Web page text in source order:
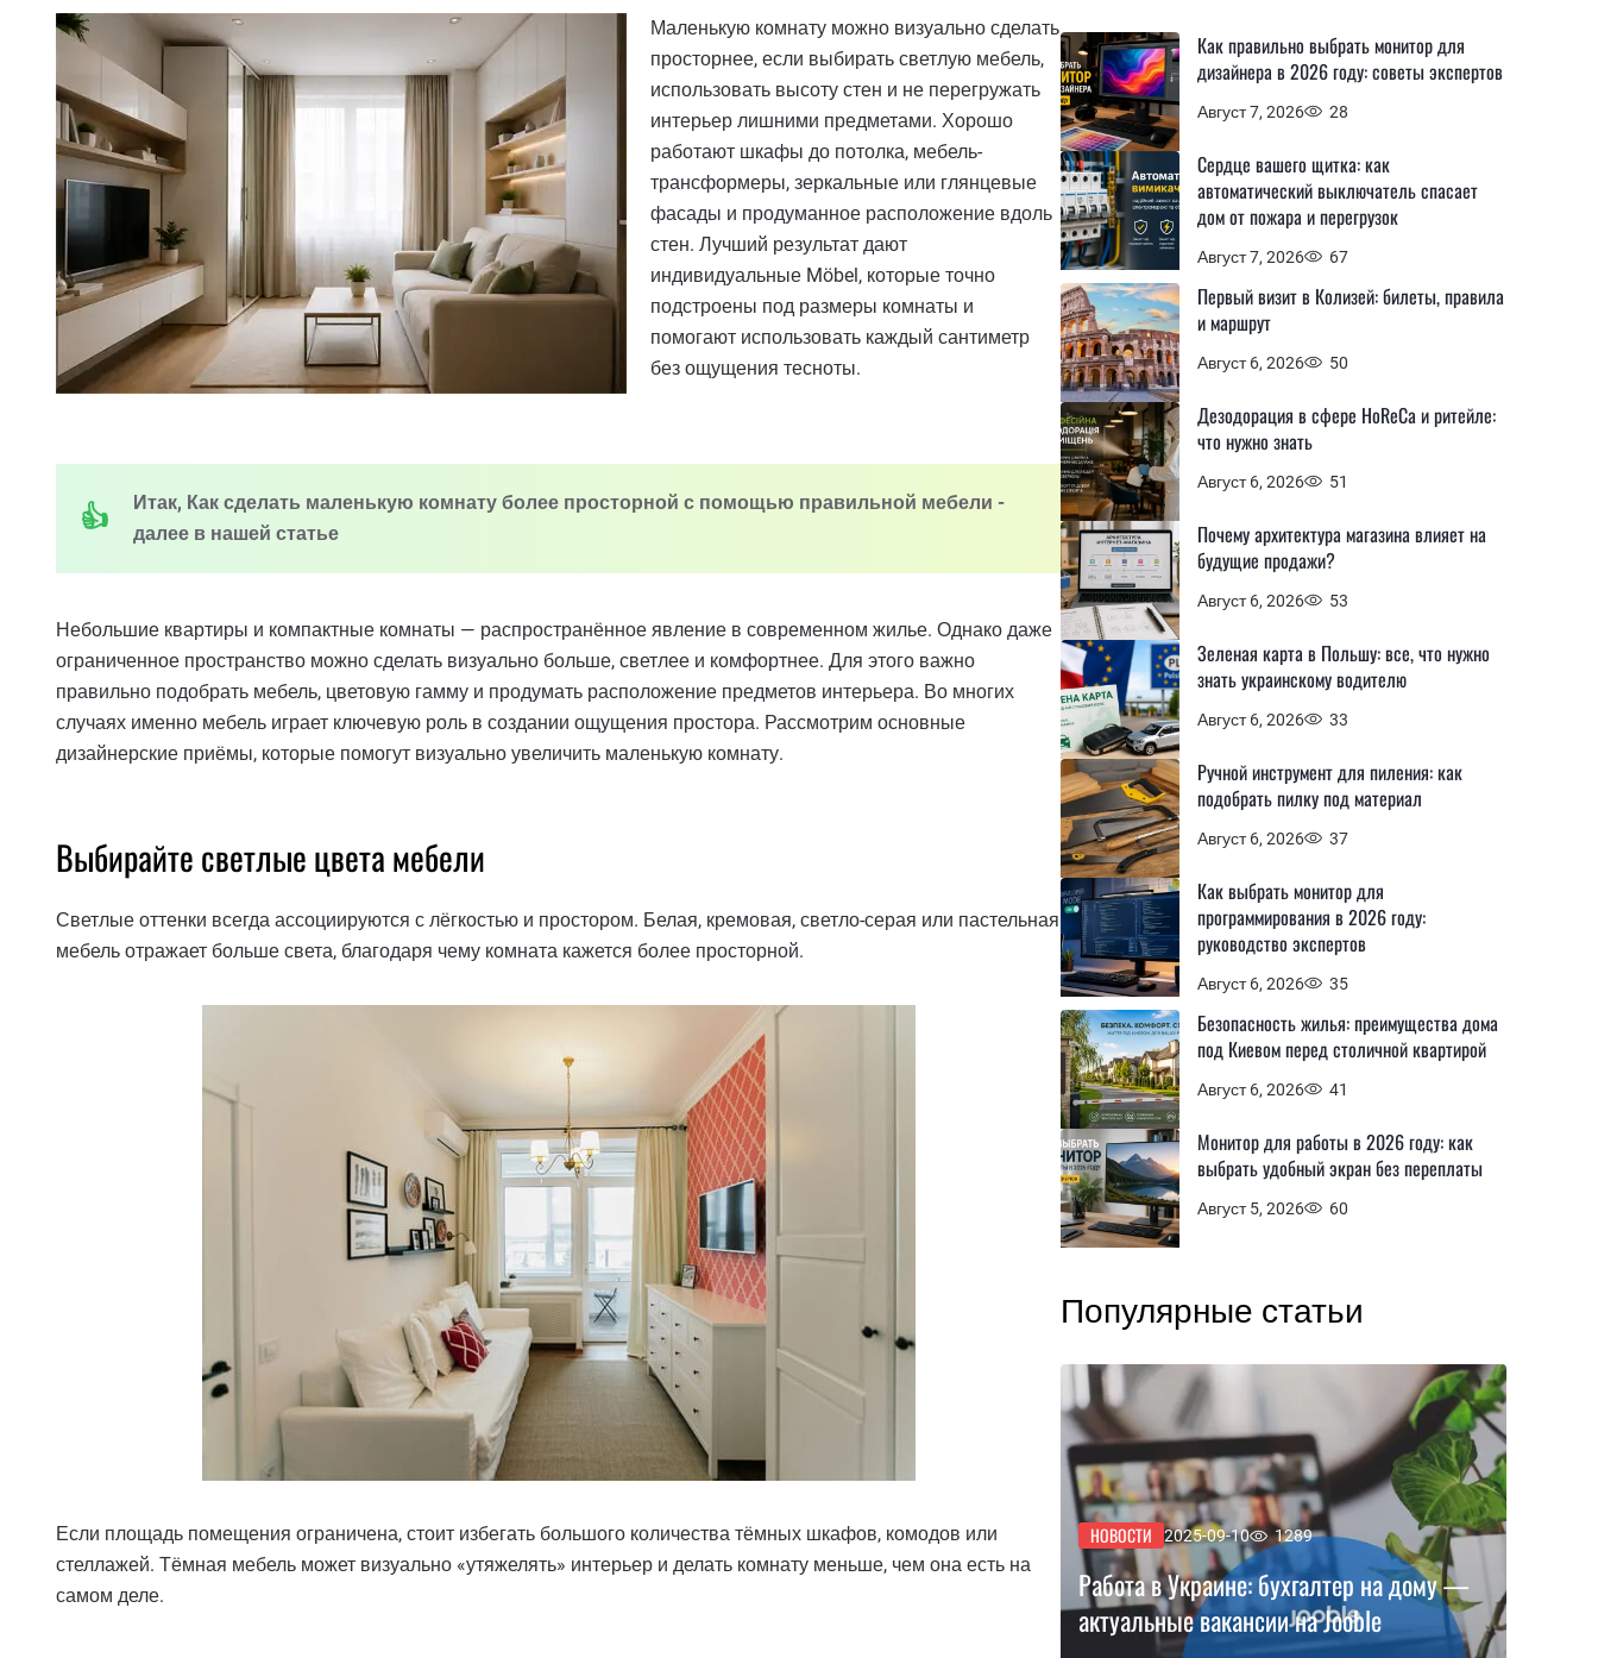
Маленькую комнату можно визуально сделать
просторнее, если выбирать светлую мебель,
использовать высоту стен и не перегружать
интерьер лишними предметами. Хорошо
работают шкафы до потолка, мебель-
трансформеры, зеркальные или глянцевые
фасады и продуманное расположение вдоль
стен. Лучший результат дают
индивидуальные Möbel, которые точно
подстроены под размеры комнаты и
помогают использовать каждый сантиметр
без ощущения тесноты.
Итак, Как сделать маленькую комнату более просторной с помощью правильной мебели -
далее в нашей статье
Небольшие квартиры и компактные комнаты — распространённое явление в современном жилье. Однако даже
ограниченное пространство можно сделать визуально больше, светлее и комфортнее. Для этого важно
правильно подобрать мебель, цветовую гамму и продумать расположение предметов интерьера. Во многих
случаях именно мебель играет ключевую роль в создании ощущения простора. Рассмотрим основные
дизайнерские приёмы, которые помогут визуально увеличить маленькую комнату.
Выбирайте светлые цвета мебели
Светлые оттенки всегда ассоциируются с лёгкостью и простором. Белая, кремовая, светло-серая или пастельная
мебель отражает больше света, благодаря чему комната кажется более просторной.
Если площадь помещения ограничена, стоит избегать большого количества тёмных шкафов, комодов или
стеллажей. Тёмная мебель может визуально «утяжелять» интерьер и делать комнату меньше, чем она есть на
самом деле.
Август 7, 2026 28
Как правильно выбрать монитор для
дизайнера в 2026 году: советы экспертов
Август 7, 2026 67
Сердце вашего щитка: как
автоматический выключатель спасает
дом от пожара и перегрузок
Август 6, 2026 50
Первый визит в Колизей: билеты, правила
и маршрут
Август 6, 2026 51
Дезодорация в сфере HoReCa и ритейле:
что нужно знать
Август 6, 2026 53
Почему архитектура магазина влияет на
будущие продажи?
Август 6, 2026 33
Зеленая карта в Польшу: все, что нужно
знать украинскому водителю
Август 6, 2026 37
Ручной инструмент для пиления: как
подобрать пилку под материал
Август 6, 2026 35
Как выбрать монитор для
программирования в 2026 году:
руководство экспертов
Август 6, 2026 41
Безопасность жилья: преимущества дома
под Киевом перед столичной квартирой
Август 5, 2026 60
Монитор для работы в 2026 году: как
выбрать удобный экран без переплаты
Популярные статьи
НОВОСТИ 2025-09-10 1289
Работа в Украине: бухгалтер на дому —
актуальные вакансии на Jooble